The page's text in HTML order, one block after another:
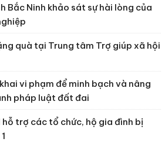
Bắc Ninh khảo sát sự hài lòng của
quà tại Trung tâm Trợ giúp xã hội
vi phạm để minh bạch và nâng
pháp luật đất đai
hỗ trợ các tổ chức, hộ gia đình bị